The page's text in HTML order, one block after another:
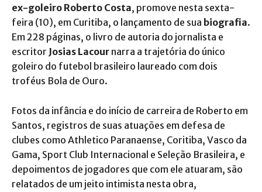
ex-goleiro Roberto Costa, promove nesta sexta-
feira (10), em Curitiba, o lançamento de sua biografia.
Em 228 páginas, o livro de autoria do jornalista e
escritor Josias Lacour narra a trajetória do único
goleiro do futebol brasileiro laureado com dois
troféus Bola de Ouro.
Fotos da infância e do início de carreira de Roberto em
Santos, registros de suas atuações em defesa de
clubes como Athletico Paranaense, Coritiba, Vasco da
Gama, Sport Club Internacional e Seleção Brasileira, e
depoimentos de jogadores que com ele atuaram, são
relatados de um jeito intimista nesta obra,